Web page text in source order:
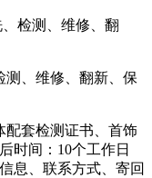
检测、维修、翻
测、维修、翻新、保
配套检测证书、首饰
时间： 10个工作日
息、联系方式、寄回